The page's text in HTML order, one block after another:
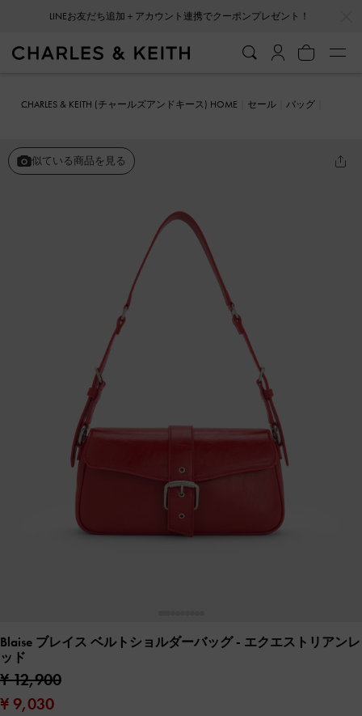
LINEお友だち追加＋アカウント連携でクーポンプレゼント！
CHARLES & KEITH (チャールズアンドキース) HOME セール
バッグ
似ている商品を見る
Blaise ブレイス ベルトショルダーバッグ- エクエストリアンレ
ッド
¥ 12,900
¥ 9,030